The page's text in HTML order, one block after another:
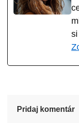
Pridaj komentár